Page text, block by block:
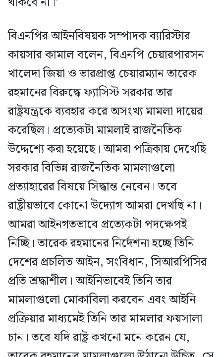
বিএনপির আইনবিষয়ক সম্পাদক ব্যারিস্টার
কায়সার কামাল বলেন, বিএনপি চেয়ারপারসন
খালেদা জিয়া ও ভারপ্রাপ্ত চেয়ারম্যান তারেক
রহমানের বিরুদ্ধে ফ্যাসিস্ট সরকার তার
রাষ্ট্রযন্ত্রকে ব্যবহার করে অসংখ্য মামলা দায়ের
করেছিল। প্রত্যেকটা মামলাই রাজনৈতিক
উদ্দেশ্যে করা হয়েছে। আমরা পত্রিকায় দেখেছি
সরকার বিভিন্ন রাজনৈতিক মামলাগুলো
প্রত্যাহারের বিষয়ে সিদ্ধান্ত নেবেন। তবে
রাষ্ট্রীয়ভাবে কোনো উদ্যোগ আমরা দেখছি না।
আমরা আইনগতভাবে প্রত্যেকটা পদক্ষেপই
নিচ্ছি। তারেক রহমানের নির্দেশনা হচ্ছে তিনি
দেশের প্রচলিত আইন, সংবিধান, সিআরপিসির
প্রতি শ্রদ্ধাশীল। আইনিভাবেই তিনি তার
মামলাগুলো মোকাবিলা করবেন এবং আইনি
প্রক্রিয়ার মাধ্যমেই তিনি তার মামলার ফয়সালা
চান। তবে যদি রাষ্ট্র কখনো মনে করেন যে,